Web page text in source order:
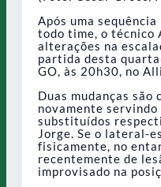
Após uma
todo time, o técnico
alterações na
partida desta
GO, às 20h30, no
Duas mudanças são
novamente servindo
substituídos
Jorge. Se o lateral-
fisicamente, no
recentemente de
improvisado na